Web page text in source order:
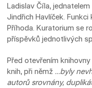
Ladislav Číla,
Jindřich Havlíček.
Příhoda. Kuratorium se
příspěvků jednotlivých
Před otevřením
knih, při němž…byly
autorů srovnány,